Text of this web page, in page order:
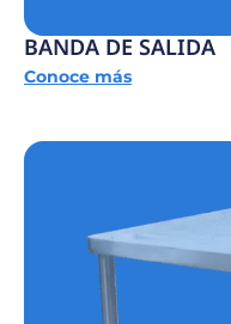
BANDA DE SALIDA
Conoce más